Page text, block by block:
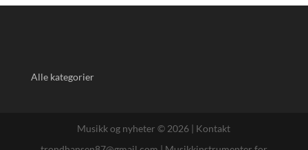
Alle kategorier
Musikk og nyheter © 2026 | Kontakt